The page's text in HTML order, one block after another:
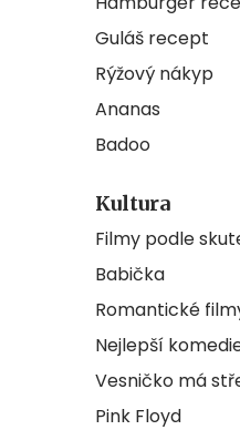
Guláš recept
Rýžový nákyp
Ananas
Badoo
Kultura
Filmy podle
Babička
Romantické
Nejlepší
Vesničko má
Pink Floyd